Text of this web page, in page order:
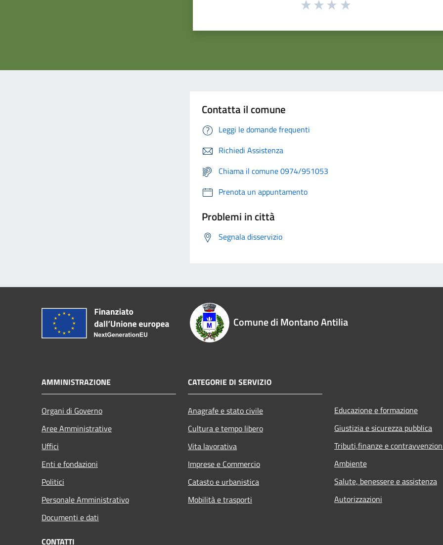
Contatta il comune
Leggi le domande frequenti
Richiedi Assistenza
Chiama il comune 0974/951053
Prenota un appuntamento
Problemi in città
Segnala disservizio
Comune di Montano Antilia
AMMINISTRAZIONE
Organi di Governo
Aree Amministrative
Uffici
Enti e fondazioni
Politici
Personale Amministrativo
Documenti e dati
CATEGORIE DI SERVIZIO
Anagrafe e stato civile
Cultura e tempo libero
Vita lavorativa
Imprese e Commercio
Catasto e urbanistica
Mobilità e trasporti
Educazione e formazione
Giustizia e sicurezza pubblica
Tributi,finanze e
Ambiente
Salute, benessere e assistenza
Autorizzazioni
CONTATTI